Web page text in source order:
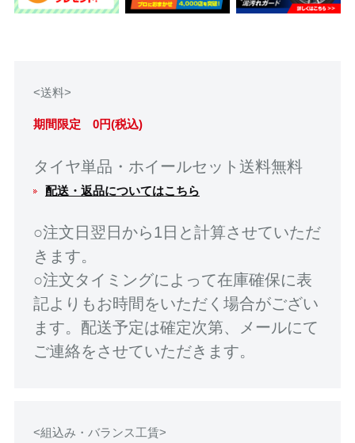
<送料>
期間限定 0円(税込)
タイヤ単品・ホイールセット送料無料
配送・返品についてはこちら
○注文日翌日から1日と計算させていただ
きます。
○注文タイミングによって在庫確保に表
記よりもお時間をいただく場合がござい
ます。配送予定は確定次第、メールにて
ご連絡をさせていただきます。
<組込み・バランス工賃>